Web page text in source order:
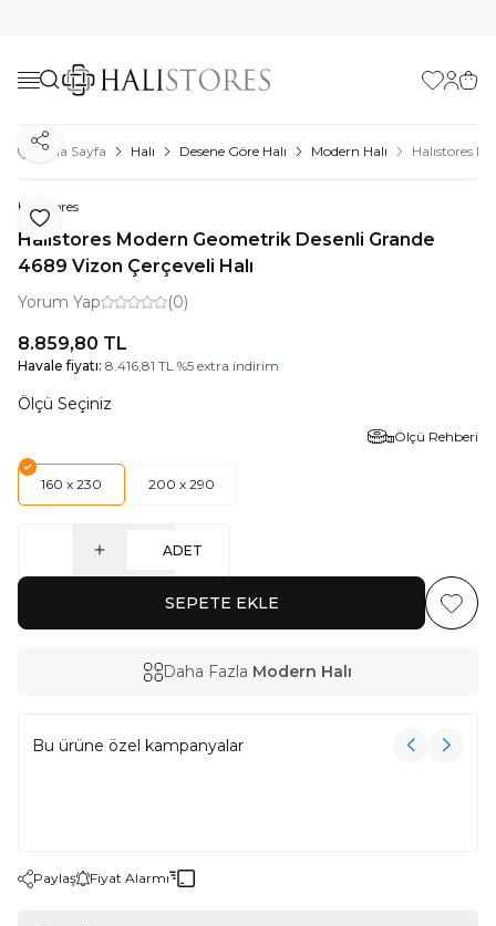
Favorilerim
Ana Sayfa Halı Desene Göre Halı Modern Halı Halıstores
Favoriye Ekle
Paylaş
Halıstores
Halıstores Modern Geometrik Desenli Grande
4689 Vizon Çerçeveli Halı
Yorum Yap (0)
8.859,80 TL
Havale fiyatı: 8.416,81 TL %5 extra indirim
Ölçü Seçiniz
Ölçü Rehberi
160 x 230 200 x 290
ADET
SEPETE EKLE
Daha Fazla Modern Halı
Bu ürüne özel kampanyalar
Paylaş Fiyat Alarmı